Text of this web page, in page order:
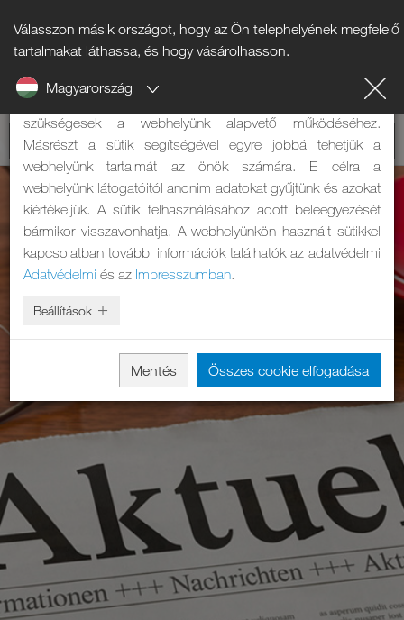
Válasszon másik országot, hogy az Ön telephelyének megfelelő
tartalmakat láthassa, és hogy vásárolhasson.
Magyarország
Tájékoztató a sütikről
A weboldalunk sütiket használ. Két feladatuk van: Egyrészt
szükségesek a webhelyünk alapvető működéséhez.
Másrészt a sütik segítségével egyre jobbá tehetjük a
webhelyünk tartalmát az önök számára. E célra a
webhelyünk látogatóitól anonim adatokat gyűjtünk és azokat
kiértékeljük. A sütik felhasználásához adott beleegyezését
bármikor visszavonhatja. A webhelyünkön használt sütikkel
kapcsolatban további információk találhatók az adatvédelmi
Adatvédelmi és az Impresszumban.
Beállítások
Mentés Összes cookie elfogadása